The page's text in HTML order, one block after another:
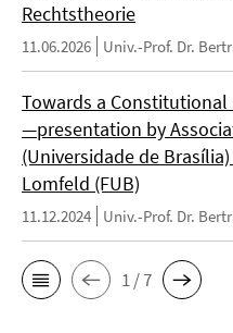
Rechtstheorie
11.06.2026 Univ.-Prof. Dr.
Towards a
—presentation by
(Universidade de
Lomfeld (FUB)
11.12.2024 Univ.-Prof. Dr.
1 / 7